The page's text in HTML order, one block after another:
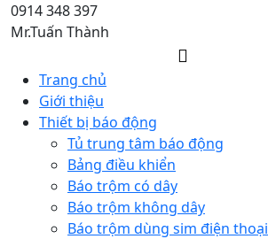
0914 348 397
Mr.Tuấn Thành
Trang chủ
Giới thiệu
Thiết bị báo động
Tủ trung tâm báo động
Bảng điều khiển
Báo trộm có dây
Báo trộm không dây
Báo trộm dùng sim điện thoại